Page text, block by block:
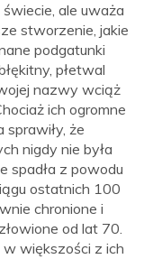
ale uważa
stworzenie, jakie
podgatunki
płetwal
nazwy wciąż
ich ogromne
że
nigdy nie była
spadła z powodu
ostatnich 100
chronione i
od lat 70.
w większości z ich